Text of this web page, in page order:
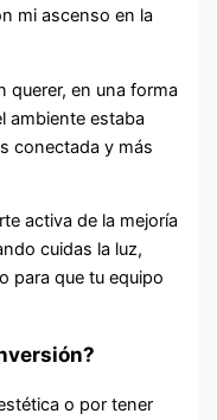
mi ascenso en la
querer, en una forma
ambiente estaba
conectada y más
activa de la mejoría
cuidas la luz,
para que tu equipo
o por tener